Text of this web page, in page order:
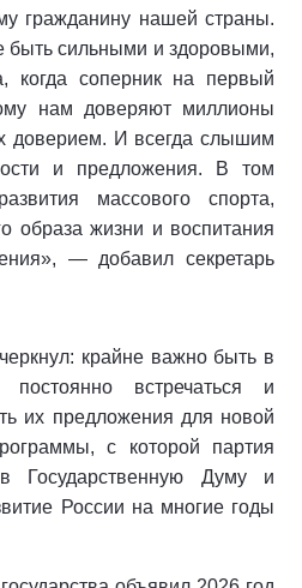
гражданину нашей страны.
быть сильными и здоровыми,
когда соперник на первый
нам доверяют миллионы
И всегда слышим
и предложения. В том
массового спорта,
образа жизни и воспитания
— добавил секретарь
крайне важно быть в
встречаться и
их предложения для новой
с которой партия
Государственную Думу и
России на многие годы